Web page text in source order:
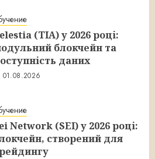
(TIA) у 2026 році:
блокчейн та
даних
01.08.2026
Network (SEI) у 2026 році:
створений для